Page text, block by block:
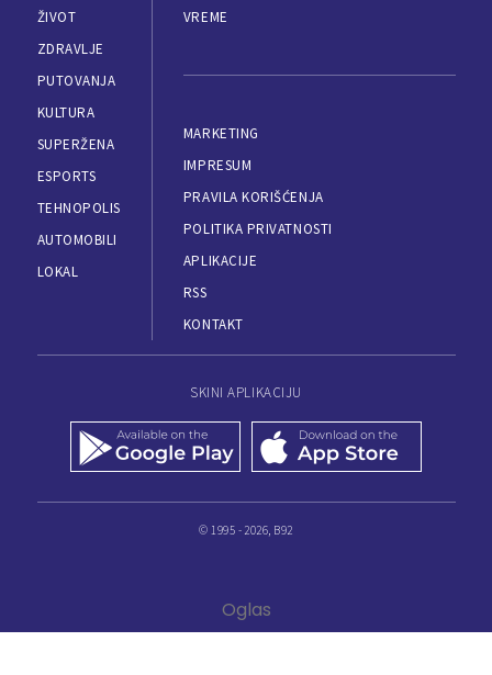
ŽIVOT
ZDRAVLJE
PUTOVANJA
KULTURA
SUPERŽENA
ESPORTS
TEHNOPOLIS
AUTOMOBILI
LOKAL
VREME
MARKETING
IMPRESUM
PRAVILA KORIŠĆENJA
POLITIKA PRIVATNOSTI
APLIKACIJE
RSS
KONTAKT
SKINI APLIKACIJU
© 1995 - 2026, B92